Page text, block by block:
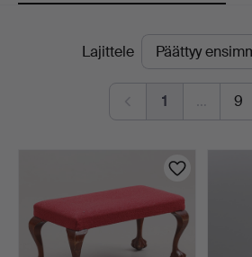
Johansson
Käynnissä
huutokaupat
Lajittele
1 … 9